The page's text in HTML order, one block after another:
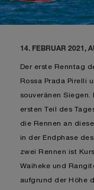
14. FEBRUAR 2021,
Der erste Renntag
Rossa Prada Pirelli
souveränen
ersten Teil des
die Rennen an
in der Endphase
zwei Rennen ist
Waiheke und
aufgrund der Höhe